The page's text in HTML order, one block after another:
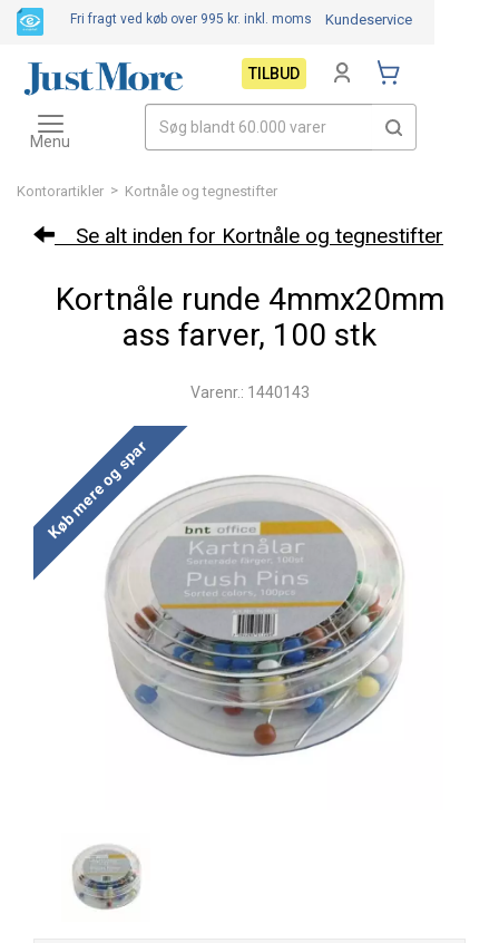
Kontorartikler > Kortnåle og tegnestifter
Se alt inden for Kortnåle og tegnestifter
Kortnåle runde 4mmx20mm
ass farver, 100 stk
Varenr.: 1440143
Køb mere og spar
Fri fragt ved køb over 995 kr. inkl. moms Kundeservice
TILBUD
Toggle
navigation
Menu